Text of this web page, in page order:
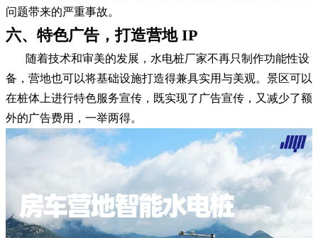
问题带来的严重事故。
六、特色广告，打造营地 IP
随着技术和审美的发展，水电桩厂家不再只制作功能性设
备，营地也可以将基础设施打造得兼具实用与美观。景区可以
在桩体上进行特色服务宣传，既实现了广告宣传，又减少了额
外的广告费用，一举两得。